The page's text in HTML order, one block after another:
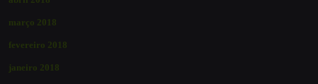
março 2018
fevereiro 2018
janeiro 2018